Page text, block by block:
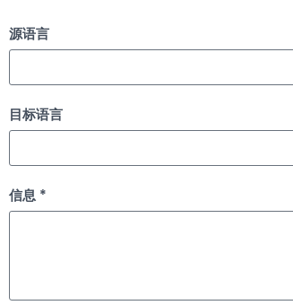
源语言
目标语言
信息 *